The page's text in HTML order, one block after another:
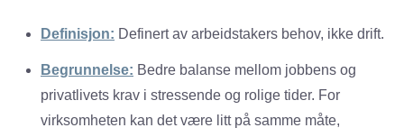
Definisjon: Definert av arbeidstakers behov, ikke drift.
Begrunnelse: Bedre balanse mellom jobbens og
privatlivets krav i stressende og rolige tider. For
virksomheten kan det være litt på samme måte,